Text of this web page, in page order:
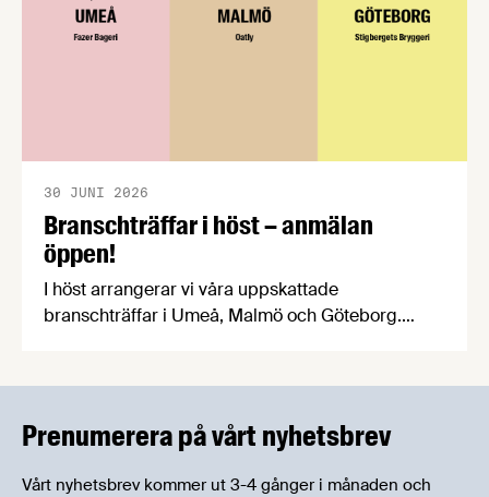
Branschträffar i höst – anmälan
öppen!
30 JUNI 2026
I höst arrangerar vi våra uppskattade
branschträffar i Umeå, Malmö och Göteborg.
kan träffa branschkollegor och utbyta
Prenumerera på vårt nyhetsbrev
Vårt nyhetsbrev kommer ut 3-4 gånger i månaden och